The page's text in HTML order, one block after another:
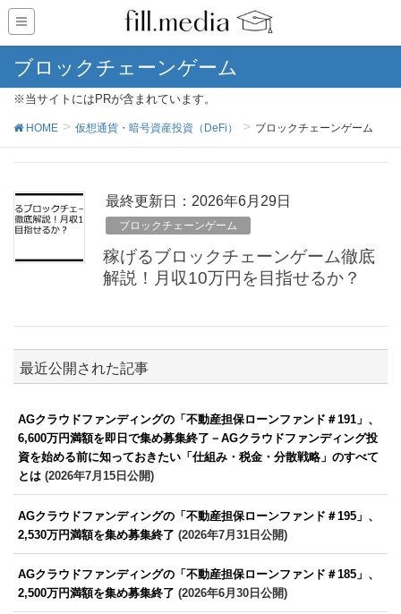
ブロックチェーンゲーム
※当サイトにはPRが含まれています。
HOME 仮想通貨・暗号資産投資（DeFi） ブロックチェーンゲーム
最終更新日：2026年6月29日
ブロックチェーンゲーム
稼げるブロックチェーンゲーム徹底
解説！月収10万円を目指せるか？
最近公開された記事
AGクラウドファンディングの「不動産担保ローンファンド＃191」、
6,600万円満額を即日で集め募集終了－AGクラウドファンディング投
資を始める前に知っておきたい「仕組み・税金・分散戦略」のすべて
とは (2026年7月15日公開)
AGクラウドファンディングの「不動産担保ローンファンド＃195」、
2,530万円満額を集め募集終了 (2026年7月31日公開)
AGクラウドファンディングの「不動産担保ローンファンド＃185」、
2,500万円満額を集め募集終了 (2026年6月30日公開)